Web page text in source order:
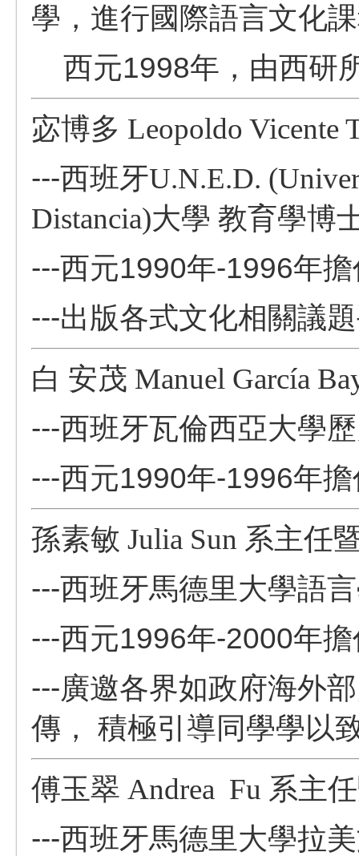
學，進行國際語言文化
西元1998年， 由西研
宓博多 Leopoldo Vicente
---西班牙U.N.E.D.
Distancia)大學 教育學博
---西元1990年-1996年
---出版各式文化相關議
白 安茂 Manuel García
---西班牙瓦倫西亞大學
---西元1990年-1996年
孫素敏 Julia Sun 系主任
---西班牙馬德里大學語
---西元1996年-2000年
---廣邀各界如政府海外
傳，
積極引導同學學以
傅玉翠 Andrea Fu 系主
---西班牙馬德里大學拉